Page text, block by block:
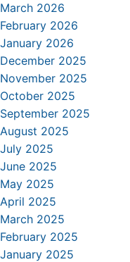
March 2026
February 2026
January 2026
December 2025
November 2025
October 2025
September 2025
August 2025
July 2025
June 2025
May 2025
April 2025
March 2025
February 2025
January 2025